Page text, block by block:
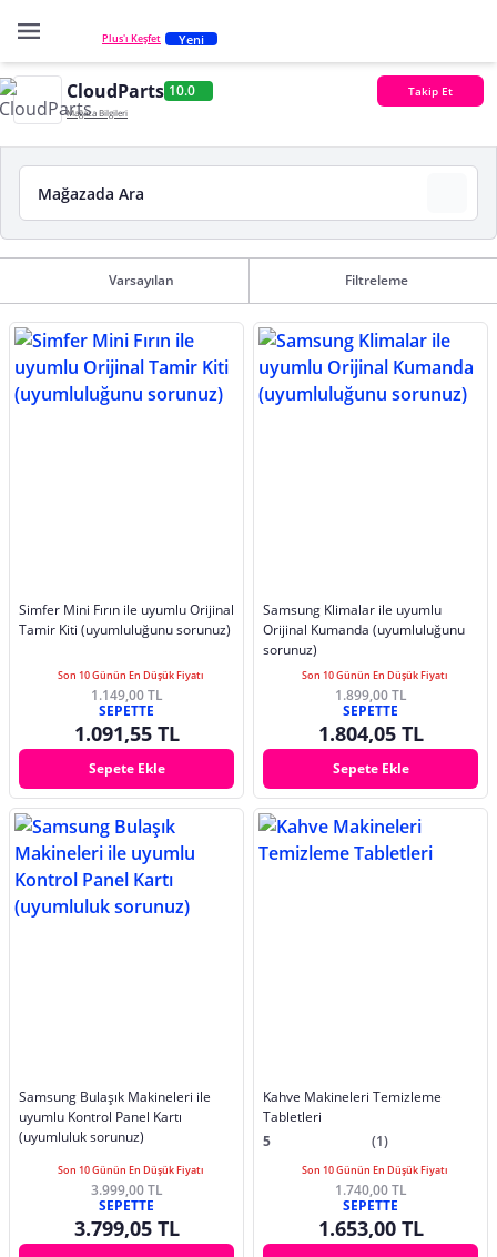
Plus'ı Keşfet Yeni
CloudParts 10.0 Takip Et
Mağaza Bilgileri
Varsayılan Filtreleme
Simfer Mini Fırın ile uyumlu Orijinal
Tamir Kiti (uyumluluğunu sorunuz)
Son 10 Günün En Düşük Fiyatı
1.149,00 TL
SEPETTE
1.091,55 TL
Sepete Ekle
Samsung Klimalar ile uyumlu
Orijinal Kumanda (uyumluluğunu
sorunuz)
Son 10 Günün En Düşük Fiyatı
1.899,00 TL
SEPETTE
1.804,05 TL
Sepete Ekle
Samsung Bulaşık Makineleri ile
uyumlu Kontrol Panel Kartı
(uyumluluk sorunuz)
Son 10 Günün En Düşük Fiyatı
3.999,00 TL
SEPETTE
3.799,05 TL
Kahve Makineleri Temizleme
Tabletleri
5
(1)
Son 10 Günün En Düşük Fiyatı
1.740,00 TL
SEPETTE
1.653,00 TL